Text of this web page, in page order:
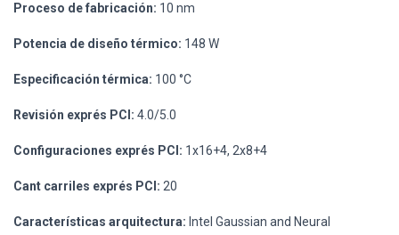
Proceso de fabricación: 10 nm
Potencia de diseño térmico: 148 W
Especificación térmica: 100 °C
Revisión exprés PCI: 4.0/5.0
Configuraciones exprés PCI: 1x16+4, 2x8+4
Cant carriles exprés PCI: 20
Características arquitectura: Intel Gaussian and Neural